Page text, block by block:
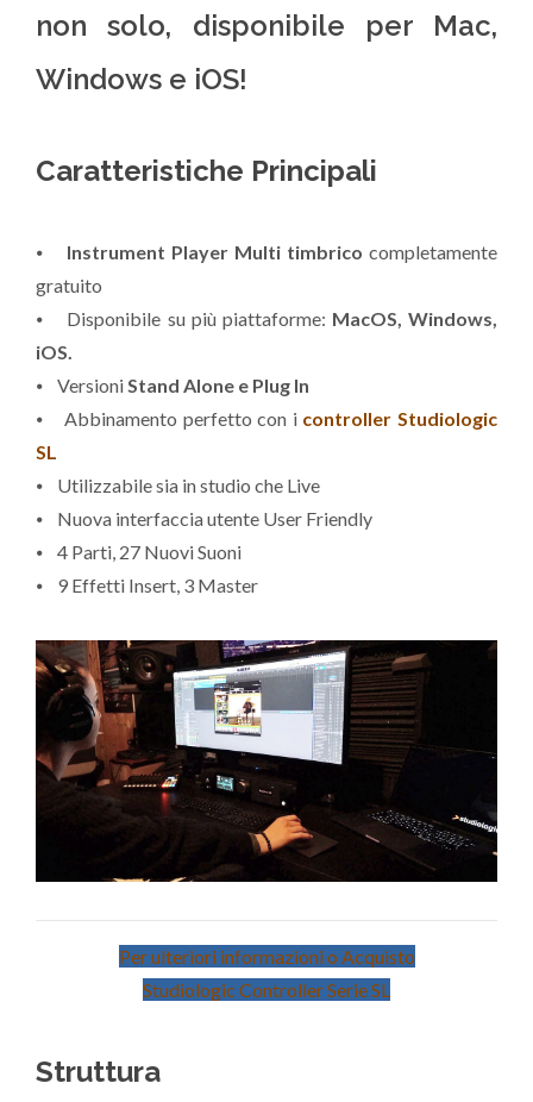
non solo, disponibile per Mac,
Windows e iOS!
Caratteristiche Principali
⦁ Instrument Player Multi timbrico completamente
gratuito
⦁ Disponibile su più piattaforme: MacOS, Windows,
iOS.
⦁ Versioni Stand Alone e Plug In
⦁ Abbinamento perfetto con i controller Studiologic
SL
⦁ Utilizzabile sia in studio che Live
⦁ Nuova interfaccia utente User Friendly
⦁ 4 Parti, 27 Nuovi Suoni
⦁ 9 Effetti Insert, 3 Master
Per ulteriori informazioni o Acquisto
Studiologic Controller Serie SL
Struttura